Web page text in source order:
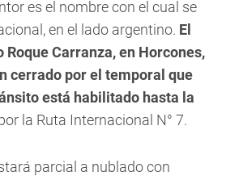
es el nombre con el cual se
en el lado argentino. El
Carranza, en Horcones,
cerrado por el temporal que
está habilitado hasta la
la Ruta Internacional N° 7.
parcial a nublado con